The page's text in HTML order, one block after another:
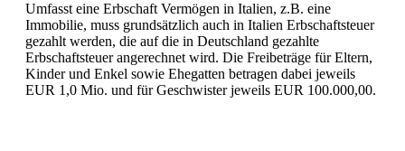
Umfasst eine Erbschaft Vermögen in Italien, z.B. eine
Immobilie, muss grundsätzlich auch in Italien Erbschaftsteuer
gezahlt werden, die auf die in Deutschland gezahlte
Erbschaftsteuer angerechnet wird. Die Freibeträge für Eltern,
Kinder und Enkel sowie Ehegatten betragen dabei jeweils
EUR 1,0 Mio. und für Geschwister jeweils EUR 100.000,00.